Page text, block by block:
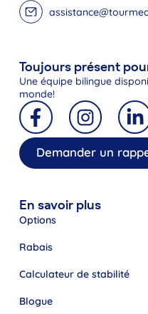
Toujours présent
Une équipe bilingue
monde!
Demander un
En savoir plus
Options
Rabais
Calculateur de stabilité
Blogue